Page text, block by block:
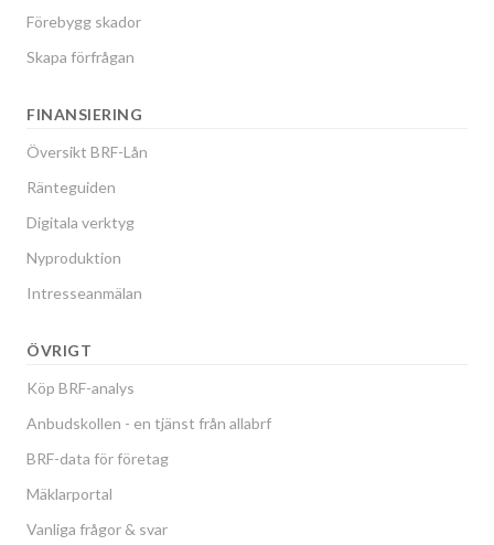
Förebygg skador
Skapa förfrågan
FINANSIERING
Översikt BRF-Lån
Ränteguiden
Digitala verktyg
Nyproduktion
Intresseanmälan
ÖVRIGT
Köp BRF-analys
Anbudskollen - en tjänst från allabrf
BRF-data för företag
Mäklarportal
Vanliga frågor & svar